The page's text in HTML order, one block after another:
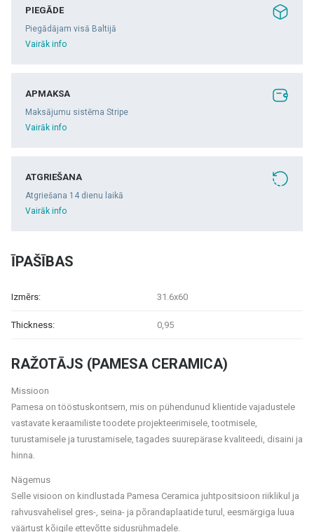
RAŽOTĀJS (PAMESA CERAMICA)
Missioon
Pamesa on tööstuskontsern, mis on pühendunud klientide vajadustele
vastavate keraamiliste toodete projekteerimisele, tootmisele,
turustamisele ja turustamisele, tagades suurepärase kvaliteedi, disaini ja
hinna.
Nägemus
Selle visioon on kindlustada Pamesa Ceramica juhtpositsioon riiklikul ja
rahvusvahelisel gres-, seina- ja põrandaplaatide turul, eesmärgiga luua
väärtust kõigile ettevõtte sidusrühmadele.
PIEGĀDE
Piegādājam visā Baltijā
Vairāk info
APMAKSA
Maksājumu sistēma Stripe
Vairāk info
ATGRIEŠANA
Atgriešana 14 dienu laikā
Vairāk info
ĪPAŠĪBAS
Izmērs: 31.6x60
Thickness: 0,95